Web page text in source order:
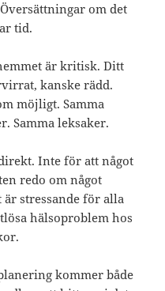
om det
tid.
är kritisk. Ditt
kanske rädd.
möjligt. Samma
Samma leksaker.
Inte för att något
redo om något
stressande för alla
hälsoproblem hos
kommer både